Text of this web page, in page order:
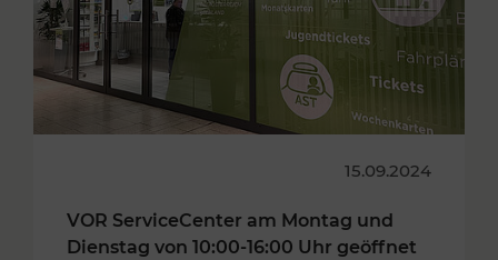
15.09.2024
VOR ServiceCenter am Montag und
Dienstag von 10:00-16:00 Uhr geöffnet